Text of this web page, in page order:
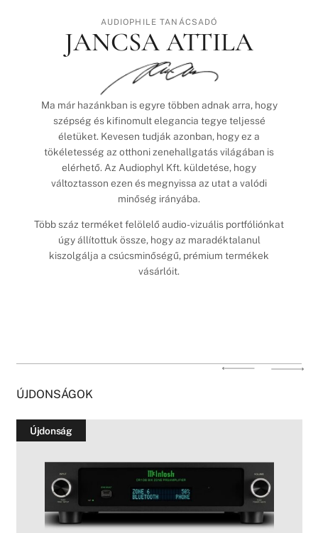
AUDIOPHILE TANÁCSADÓ
JANCSA ATTILA
Ma már hazánkban is egyre többen adnak arra, hogy
szépség és kifinomult elegancia tegye teljessé
életüket. Kevesen tudják azonban, hogy ez a
tökéletesség az otthoni zenehallgatás világában is
elérhető. Az Audiophyl Kft. küldetése, hogy
változtasson ezen és megnyissa az utat a valódi
minőség irányába.
Több száz terméket felölelő audio-vizuális portfóliónkat
úgy állítottuk össze, hogy az maradéktalanul
kiszolgálja a csúcsminőségű, prémium termékek
vásárlóit.
ÚJDONSÁGOK
Újdonság